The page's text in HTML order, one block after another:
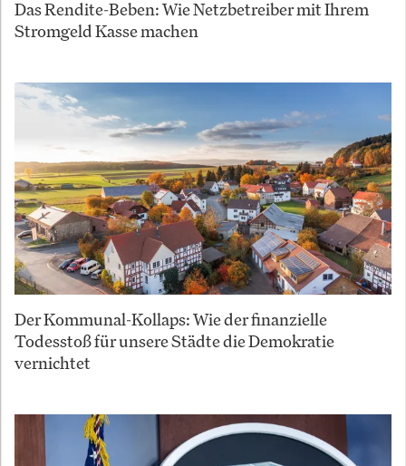
Das Rendite-Beben: Wie Netzbetreiber mit Ihrem
Stromgeld Kasse machen
Der Kommunal-Kollaps: Wie der finanzielle
Todesstoß für unsere Städte die Demokratie
vernichtet